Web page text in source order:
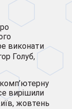
виконати
Голуб,
вирішили
жовтень